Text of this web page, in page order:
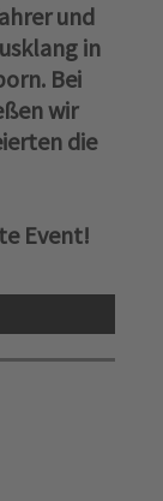
und
in
Bei
wir
die
Event!